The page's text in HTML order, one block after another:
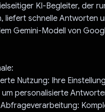
KI-Begleiter, der
liefert schnelle Antworten
Gemini-Modell von
Nutzung: Ihre
personalisierte